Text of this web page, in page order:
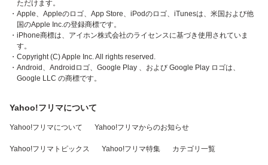
ただけます。
・Apple、Appleのロゴ、App Store、iPodのロゴ、iTunesは、米国および他
国のApple Inc.の登録商標です。
・iPhone商標は、アイホン株式会社のライセンスに基づき使用されていま
す。
・Copyright (C) Apple Inc. All rights reserved.
・Android、Androidロゴ、Google Play 、および Google Play ロゴは、
Google LLC の商標です。
Yahoo!フリマについて
Yahoo!フリマについて Yahoo!フリマからのお知らせ
Yahoo!フリマトピックス Yahoo!フリマ特集 カテゴリ一覧